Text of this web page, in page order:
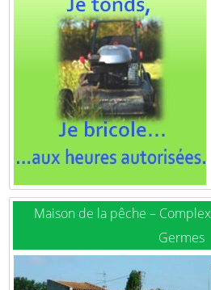
Maison de la pêche –
Germes